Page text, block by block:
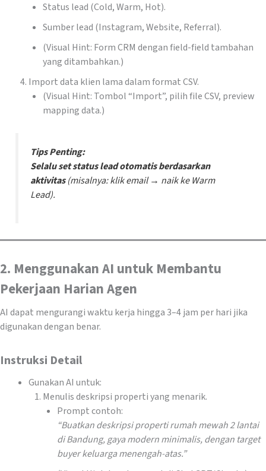
Status lead (Cold, Warm, Hot).
Sumber lead (Instagram, Website, Referral).
(Visual Hint: Form CRM dengan field-field tambahan
yang ditambahkan.)
Import data klien lama dalam format CSV.
(Visual Hint: Tombol “Import”, pilih file CSV, preview
mapping data.)
Tips Penting:
Selalu set status lead otomatis berdasarkan
aktivitas(misalnya: klik email → naik ke Warm
Lead).
2. Menggunakan AI untuk Membantu
Pekerjaan Harian Agen
AI dapat mengurangi waktu kerja hingga 3–4 jam per hari jika
digunakan dengan benar.
Instruksi Detail
Gunakan AI untuk:
Menulis deskripsi properti yang menarik.
Prompt contoh:
“Buatkan deskripsi properti rumah mewah 2 lantai
di Bandung, gaya modern minimalis, dengan target
buyer keluarga menengah-atas.”